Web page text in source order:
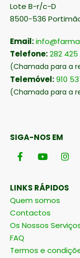
Lote B-r/c-D
8500-536
Email:
Telefone:282
(Chamada para a
Telemóvel:910
(Chamada para a
SIGA-NOS EM
LINKS RÁPIDOS
Quem somos
Contactos
Os Nossos
FAQ
Termos e